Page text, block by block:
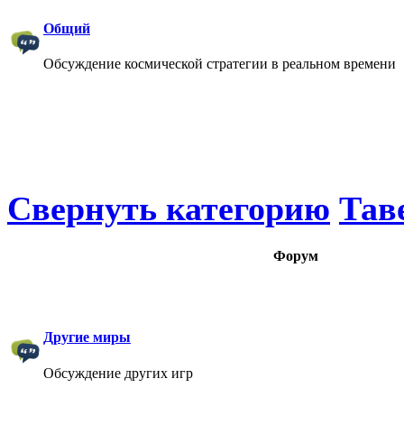
Общий
Обсуждение космической стратегии в реальном времени
Свернуть категорию
Форум
Другие миры
Обсуждение других игр